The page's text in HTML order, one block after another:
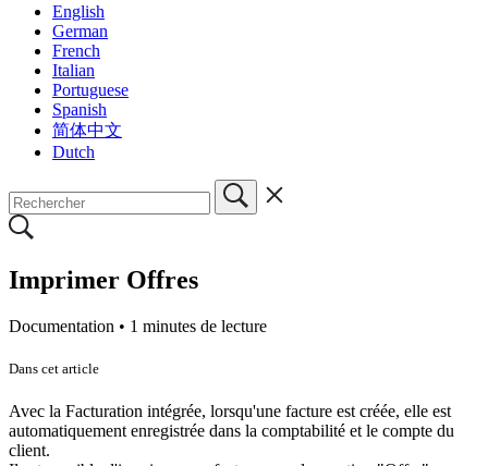
English
German
French
Italian
Portuguese
Spanish
简体中文
Dutch
Imprimer Offres
Documentation • 1 minutes de lecture
Dans cet article
Avec la Facturation intégrée, lorsqu'une facture est créée, elle est
automatiquement enregistrée dans la comptabilité et le compte du
client.